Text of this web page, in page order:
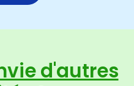
d'autres